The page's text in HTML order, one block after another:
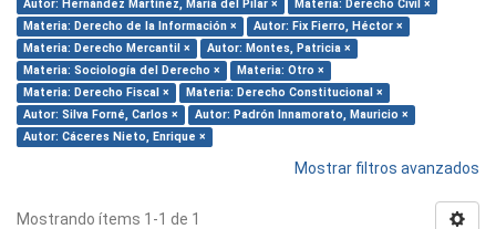
Autor: Hernández Martínez, María del Pilar ×
Materia: Derecho Civil ×
Materia: Derecho de la Información ×
Autor: Fix Fierro, Héctor ×
Materia: Derecho Mercantil ×
Autor: Montes, Patricia ×
Materia: Sociología del Derecho ×
Materia: Otro ×
Materia: Derecho Fiscal ×
Materia: Derecho Constitucional ×
Autor: Silva Forné, Carlos ×
Autor: Padrón Innamorato, Mauricio ×
Autor: Cáceres Nieto, Enrique ×
Mostrar filtros avanzados
Mostrando ítems 1-1 de 1